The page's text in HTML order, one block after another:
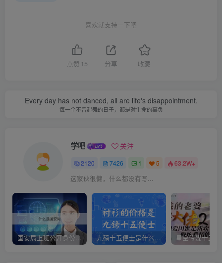
喜欢就支持一下吧
点赞 15 分享 收藏
Every day has not danced, all are life's disappointment.
每一个不曾起舞的日子，都是对生命的辜负
学吧 关注
2120 7426 1 5 63.2W+
这家伙很懒，什么都没有写...
国安局上班公开身份是什么（国安身份对家人保密吗） 九磅十五便士是什么意思（九磅十五便士是什么梗）